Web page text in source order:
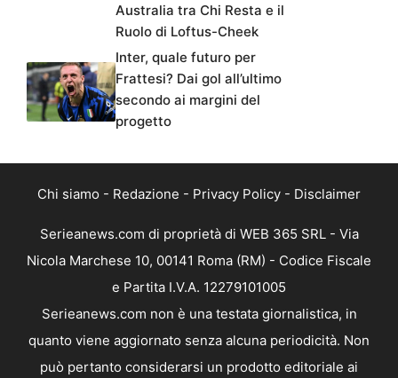
Australia tra Chi Resta e il
Ruolo di Loftus-Cheek
Inter, quale futuro per
Frattesi? Dai gol all’ultimo
secondo ai margini del
progetto
Chi siamo - Redazione - Privacy Policy - Disclaimer
Serieanews.com di proprietà di WEB 365 SRL - Via
Nicola Marchese 10, 00141 Roma (RM) - Codice Fiscale
e Partita I.V.A. 12279101005
Serieanews.com non è una testata giornalistica, in
quanto viene aggiornato senza alcuna periodicità. Non
può pertanto considerarsi un prodotto editoriale ai